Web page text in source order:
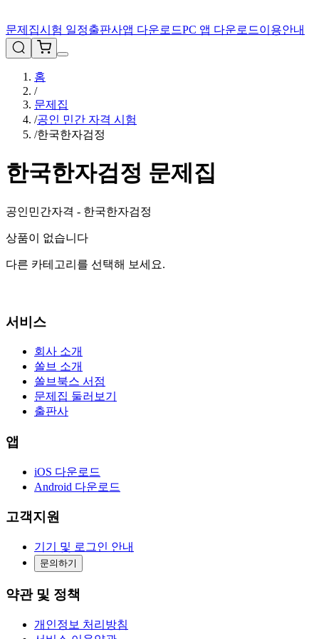
문제집시험 일정출판사앱 다운로드PC 앱 다운로드이용안내
홈
/
문제집
/공인 민간 자격 시험
/한국한자검정
한국한자검정 문제집
공인민간자격 - 한국한자검정
상품이 없습니다
다른 카테고리를 선택해 보세요.
서비스
회사 소개
쏠브 소개
쏠브북스 서점
문제집 둘러보기
출판사
앱
iOS 다운로드
Android 다운로드
고객지원
기기 및 로그인 안내
문의하기
약관 및 정책
개인정보 처리방침